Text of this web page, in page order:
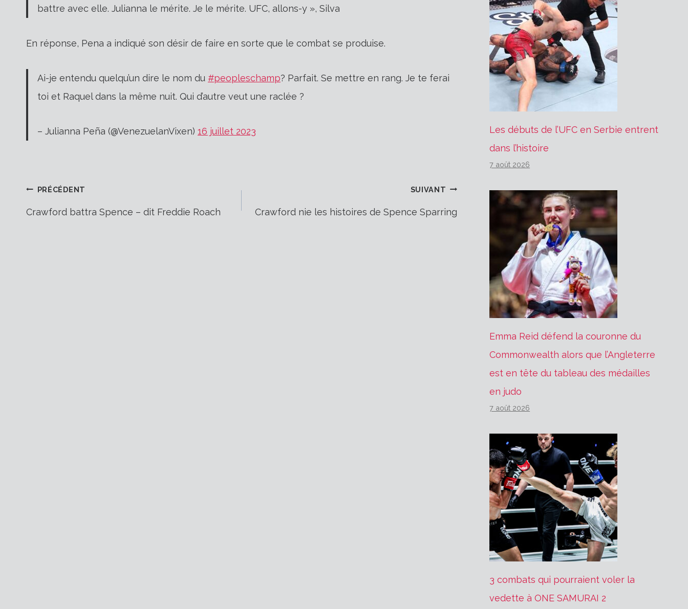
battre avec elle. Julianna le mérite. Je le mérite. UFC, allons-y », Silva
En réponse, Pena a indiqué son désir de faire en sorte que le combat se produise.
Ai-je entendu quelqu’un dire le nom du #peopleschamp? Parfait. Se mettre en rang. Je te ferai
toi et Raquel dans la même nuit. Qui d’autre veut une raclée ?
– Julianna Peña (@VenezuelanVixen) 16 juillet 2023
Navigation
PRÉCÉDENT
Crawford battra Spence – dit Freddie Roach
SUIVANT
Crawford nie les histoires de Spence Sparring
Les débuts de l’UFC en Serbie entrent
dans l’histoire
7 août 2026
Emma Reid défend la couronne du
Commonwealth alors que l’Angleterre
est en tête du tableau des médailles
en judo
7 août 2026
3 combats qui pourraient voler la
vedette à ONE SAMURAI 2